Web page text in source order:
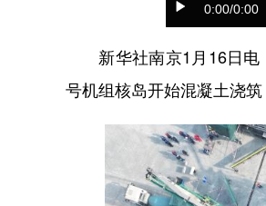
0:00/0:00
新华社南京1月16日电（
号机组核岛开始混凝土浇